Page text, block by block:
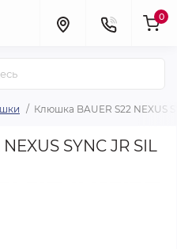
0
Клюшка BAUER S22 NEXUS
SYNC JR SIL